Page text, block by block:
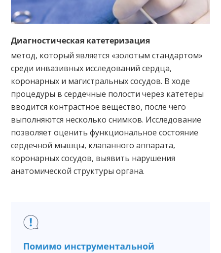
Диагностическая катетеризация
метод, который является «золотым стандартом»
среди инвазивных исследований сердца,
коронарных и магистральных сосудов. В ходе
процедуры в сердечные полости через катетеры
вводится контрастное вещество, после чего
выполняются несколько снимков. Исследование
позволяет оценить функциональное состояние
сердечной мышцы, клапанного аппарата,
коронарных сосудов, выявить нарушения
анатомической структуры органа.
Помимо инструментальной